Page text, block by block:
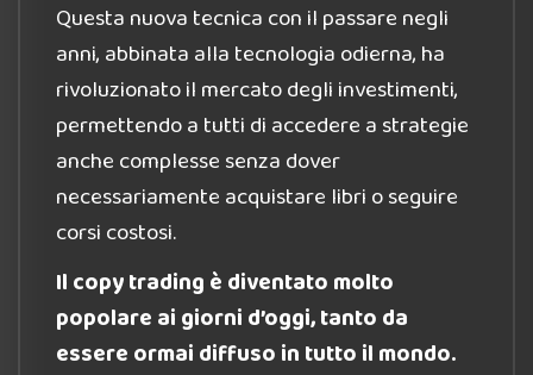
Questa nuova tecnica con il passare negli
anni, abbinata alla tecnologia odierna, ha
rivoluzionato il mercato degli investimenti,
permettendo a tutti di accedere a strategie
anche complesse senza dover
necessariamente acquistare libri o seguire
corsi costosi.
Il copy trading è diventato molto
popolare ai giorni d’oggi, tanto da
essere ormai diffuso in tutto il mondo.